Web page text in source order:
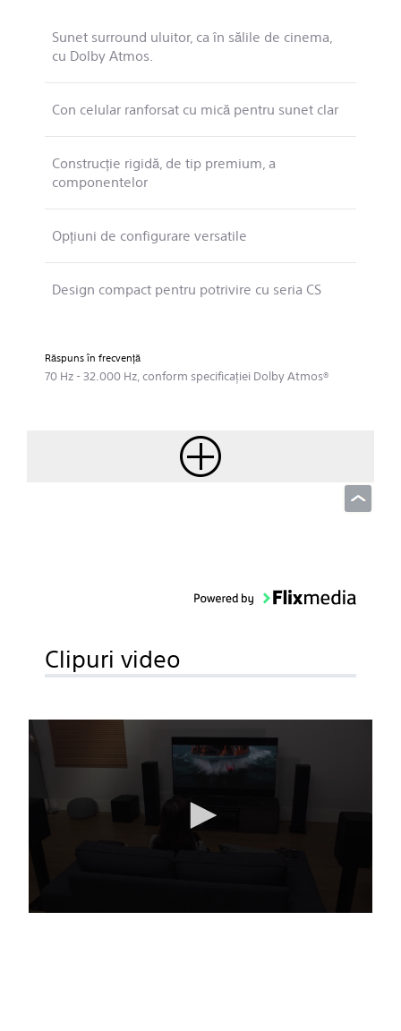
Sunet surround uluitor, ca în sălile de cinema,
cu Dolby Atmos.
Con celular ranforsat cu mică pentru sunet clar
Construcţie rigidă, de tip premium, a
componentelor
Opţiuni de configurare versatile
Design compact pentru potrivire cu seria CS
Răspuns în frecvenţă
70 Hz - 32.000 Hz, conform specificaţiei Dolby Atmos®
Clipuri video